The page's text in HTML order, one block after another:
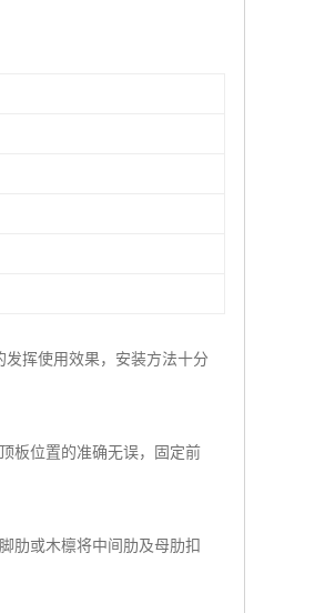
挥使用效果，安装方法十分
板位置的准确无误，固定前
肋或木檩将中间肋及母肋扣